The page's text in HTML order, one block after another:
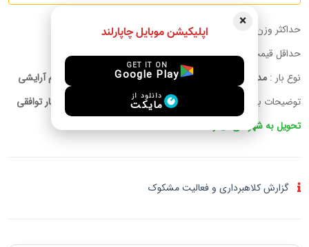
حداکثر وزن قابل حمل : 50.00 kg
حداقل قیمت به ازای هر کیلوگرم:توافقی
نوع بار : مدارک, دخانیات, پوشاک, پت, لوازم الکترونیکی, دیگر, لوازم آرایشی
توضیحات بار :
هر باری داشته باشین حمل میکنیم قیمت بسته به بار توافقی
تحویل به شهرهای دیگر
گزارش کلاهبرداری و فعالیت مشکوک
×
اپلیکیشن موبایل چاپارلند
GET IT ON
Google Play
دانلود از
مایکت